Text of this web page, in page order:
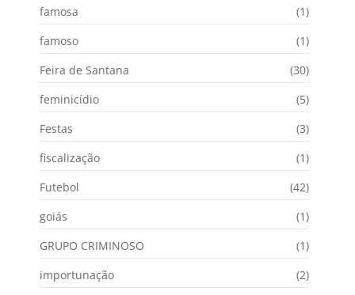
famosa
(1)
famoso
(1)
Feira de Santana
(30)
feminicídio
(5)
Festas
(3)
fiscalização
(1)
Futebol
(42)
goiás
(1)
GRUPO CRIMINOSO
(1)
importunação
(2)